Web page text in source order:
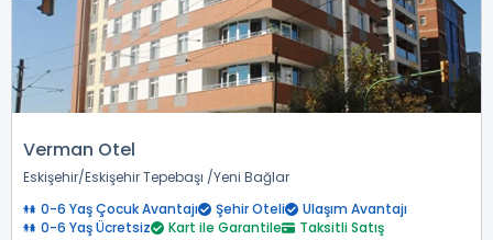
Verman Otel
Eskişehir Eskişehir Tepebaşı Yeni Bağlar
0-6 Yaş Çocuk Avantajı
Şehir Oteli
Ulaşım Avantajı
0-6 Yaş Ücretsiz
Kart ile Garantile Taksitli Satış